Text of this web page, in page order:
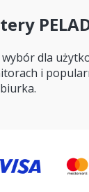
dla
i